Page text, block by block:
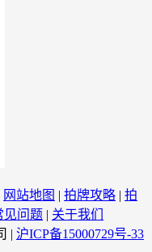
网站地图 | 拍牌攻略 | 拍
见问题 | 关于我们
| 沪ICP备15000729号-33